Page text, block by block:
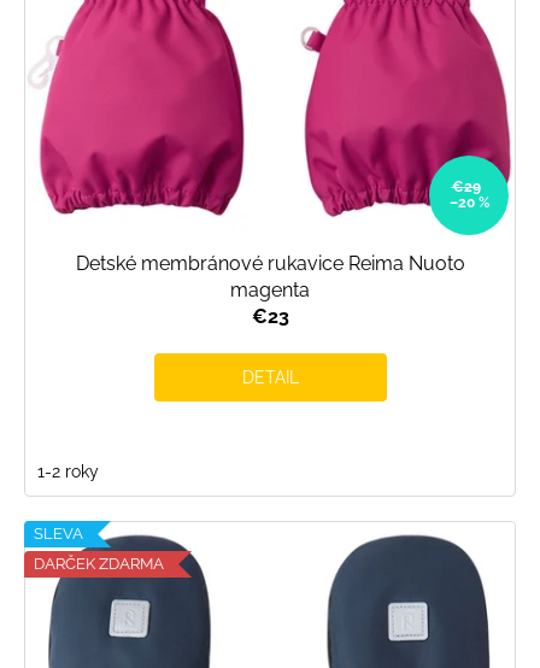
€29
–20 %
Detské membránové rukavice Reima Nuoto
magenta
€23
DETAIL
1-2 roky
SLEVA
DARČEK ZDARMA